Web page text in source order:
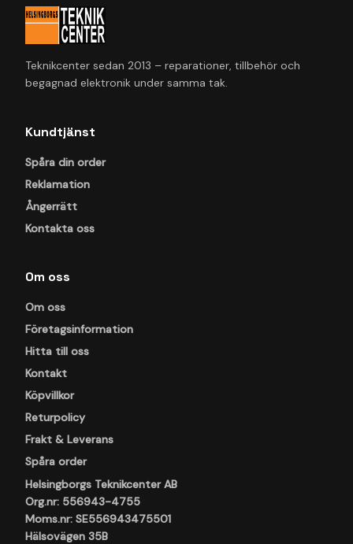
Teknikcenter sedan 2013 – reparationer, tillbehör och
begagnad elektronik under samma tak.
Kundtjänst
Spåra din order
Reklamation
Ångerrätt
Kontakta oss
Om oss
Om oss
Företagsinformation
Hitta till oss
Kontakt
Köpvillkor
Returpolicy
Frakt & Leverans
Spåra order
Helsingborgs Teknikcenter AB
Org.nr: 556943-4755
Moms.nr: SE556943475501
Hälsovägen 35B